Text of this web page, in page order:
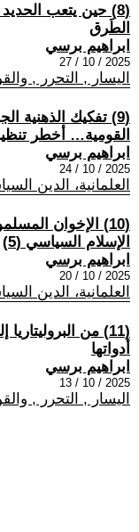
(8) حين يتعب
الطَرق
ابراهيم برسي
2025 / 10 / 27
اليسار , التحرر ,
(9) تفكيك الذهنية
القومية… أخطر
ابراهيم برسي
2025 / 10 / 24
العلمانية، الدين
(10) الإخوان
الإسلام السياسي (5)
ابراهيم برسي
2025 / 10 / 20
العلمانية، الدين
(11) من
أدواتها
ابراهيم برسي
2025 / 10 / 13
اليسار , التحرر ,